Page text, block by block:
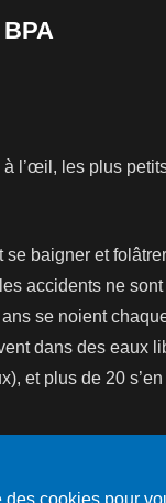
l’œil, les plus
se baigner et
accidents ne
se noient
dans des eaux
et plus de 20